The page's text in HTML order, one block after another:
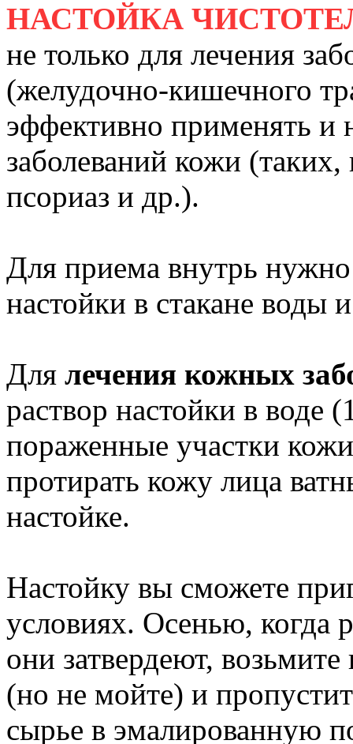
НАСТОЙКА
не только для лечения
(желудочно-кишечного
эффективно применять и
заболеваний кожи
псориаз и др.).
Для приема внутрь нужно
настойки в стакане воды
Для лечения кожных
раствор настойки в воде
пораженные участки
протирать кожу лица
настойке.
Настойку вы сможете
условиях. Осенью, когда
они затвердеют,
(но не мойте) и
сырье в эмалированную